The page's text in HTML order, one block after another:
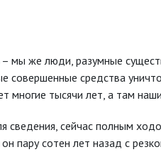
мы же люди, разумные
совершенные средства
многие тысячи лет, а там
сведения, сейчас полным
пару сотен лет назад с